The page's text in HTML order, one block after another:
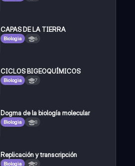
CAPAS DE LA TIERRA
Biologia 6
CICLOS BIGEOQUÍMICOS
Biologia 7
Dogma de la biología molecular
Biologia 8
Replicación y transcripción
Biologia 9